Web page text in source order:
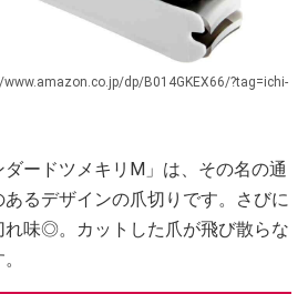
dp/B014GKEX66/?tag=ichi-
ードツメキリM」は、その名の通
るデザインの爪切りです。さびに
れ味◎。カットした爪が飛び散らな